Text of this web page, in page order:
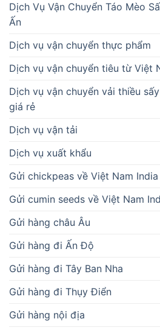
Dịch Vụ Vận Chuyển Táo Mèo
Ấn
Dịch vụ vận chuyển thực phẩm
Dịch vụ vận chuyển tiêu từ Việt
Dịch vụ vận chuyển vải thiều
giá rẻ
Dịch vụ vận tải
Dịch vụ xuất khẩu
Gửi chickpeas về Việt Nam
Gửi cumin seeds về Việt Nam
Gửi hàng châu Âu
Gửi hàng đi Ấn Độ
Gửi hàng đi Tây Ban Nha
Gửi hàng đi Thụy Điển
Gửi hàng nội địa